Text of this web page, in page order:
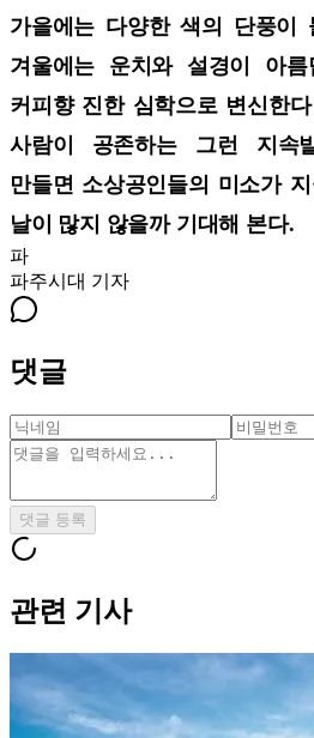
가을에는 다양한 색의 단풍이
겨울에는 운치와 설경이 아
커피향 진한 심학으로 변신한
사람이 공존하는 그런 지속
만들면 소상공인들의 미소가
날이 많지 않을까 기대해 본다.
파
파주시대 기자
댓글
댓글 등록
관련 기사